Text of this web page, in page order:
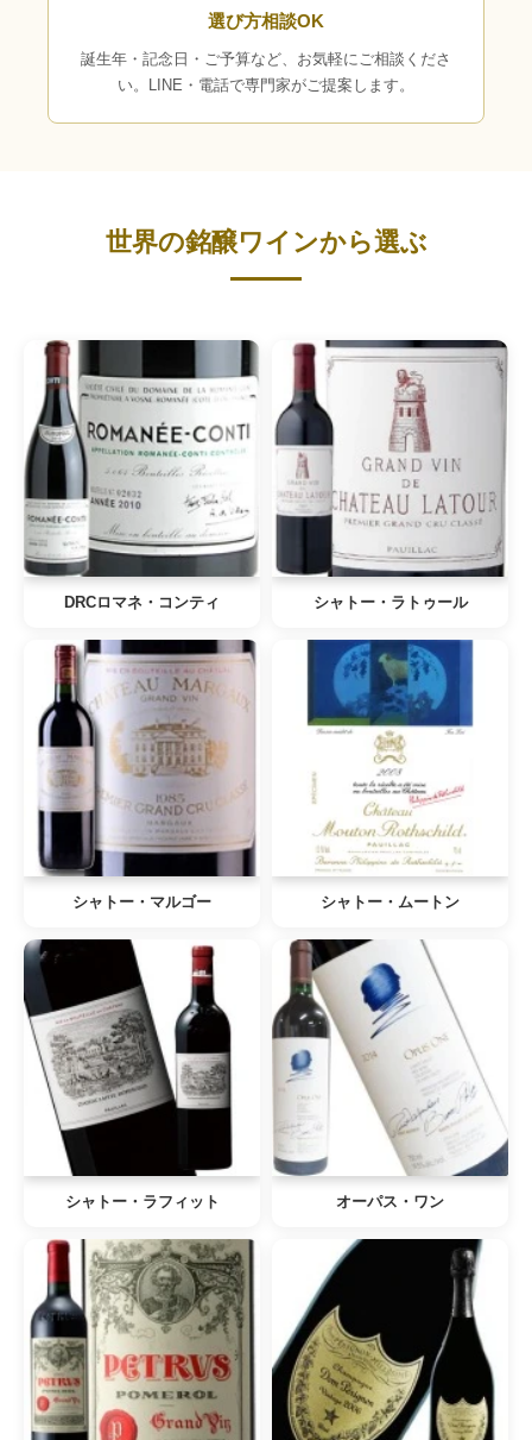
選び方相談OK
誕生年・記念日・ご予算など、お気軽にご相談くださ
い。LINE・電話で専門家がご提案します。
世界の銘醸ワインから選ぶ
DRCロマネ・コンティ シャトー・ラトゥール
シャトー・マルゴー シャトー・ムートン
シャトー・ラフィット オーパス・ワン